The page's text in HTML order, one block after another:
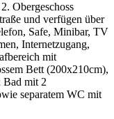
Obergeschoss
und verfügen über
Safe, Minibar, TV
Internetzugang,
mit
Bett (200x210cm),
Bad mit 2
separatem WC mit